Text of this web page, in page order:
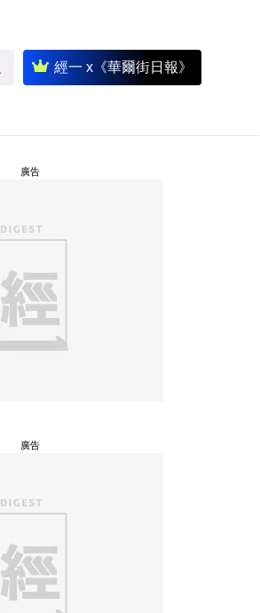
經一 x《華爾街日報》
廣告
廣告